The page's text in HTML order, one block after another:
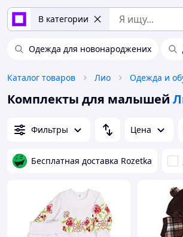
В категории
Одежда для новонароджених
Каталог товаров Лио Одежда и
Комплекты для малышей
Фильтры Цена
Бесплатная доставка Rozetka